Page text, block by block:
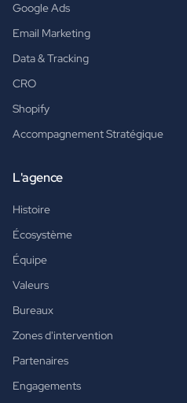
Google Ads
Email Marketing
Data & Tracking
CRO
Shopify
Accompagnement Stratégique
L'agence
Histoire
Écosystème
Équipe
Valeurs
Bureaux
Zones d'intervention
Partenaires
Engagements